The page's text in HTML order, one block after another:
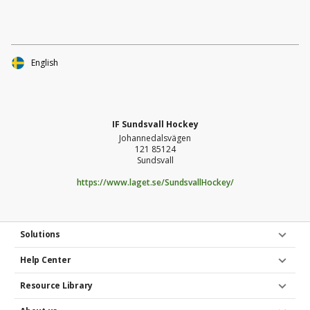
IF Sundsvall Hockey
Johannedalsvägen
121 85124
Sundsvall
https://www.laget.se/SundsvallHockey/
Solutions
Help Center
Resource Library
English